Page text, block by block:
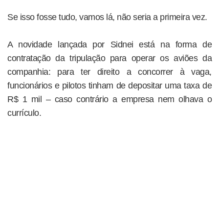
Se isso fosse tudo, vamos lá, não seria a primeira vez.
A novidade lançada por Sidnei está na forma de
contratação da tripulação para operar os aviões da
companhia: para ter direito a concorrer à vaga,
funcionários e pilotos tinham de depositar uma taxa de
R$ 1 mil – caso contrário a empresa nem olhava o
currículo.